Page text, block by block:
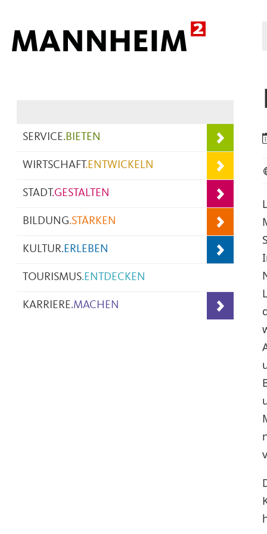
SERVICE.BIETEN
WIRTSCHAFT.ENTWICKELN
STADT.GESTALTEN
BILDUNG.STÄRKEN
KULTUR.ERLEBEN
TOURISMUS.ENTDECKEN
KARRIERE.MACHEN